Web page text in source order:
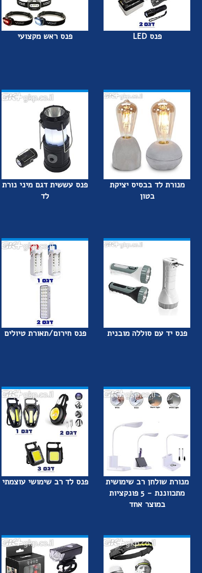
פנס LED פנס ראש מקצועי
מנורת לד בבסיס יציקת
בטון
פנס עששית דגם מיני נורת
לד
פנס יד עם סוללה מובנית פנס חירום/תאורת טיולים
מנורת שולחן רב שימושית
מתכווננת - 5 פונקציות
במוצר אחד
פנס לד רב שימושי עוצמתי